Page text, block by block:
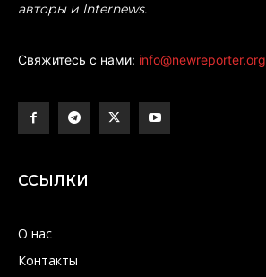
авторы и Internews.
Свяжитесь с нами: info@newreporter.org
ССЫЛКИ
О нас
Контакты